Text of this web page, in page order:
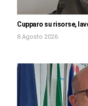
Cupparo su risorse,
8 Agosto 2026